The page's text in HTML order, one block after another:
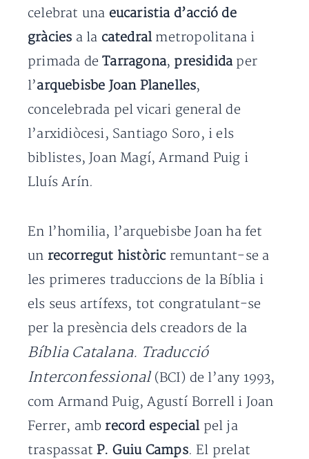
celebrat una eucaristia d’acció de
gràcies a la catedral metropolitana i
primada deTarragona, presidida per
l’arquebisbe Joan Planelles,
concelebrada pel vicari general de
l’arxidiòcesi, Santiago Soro, i els
biblistes, Joan Magí, Armand Puig i
Lluís Arín.
En l’homilia, l’arquebisbe Joan ha fet
un recorregut històric remuntant-se a
les primeres traduccions de la Bíblia i
els seus artífexs, tot congratulant-se
per la presència dels creadors de la
Bíblia Catalana. Traducció
Interconfessional (BCI) de l’any 1993,
com Armand Puig, Agustí Borrell i Joan
Ferrer, amb record especial pel ja
traspassatP. Guiu Camps. El prelat